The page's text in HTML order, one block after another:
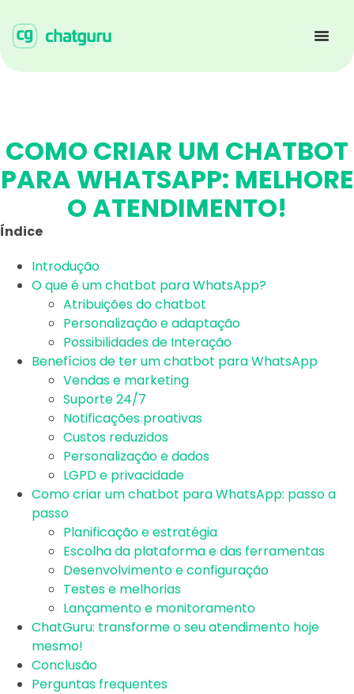
COMO CRIAR UM CHATBOT
PARA WHATSAPP: MELHORE
O ATENDIMENTO!
Índice
Introdução
O que é um chatbot para WhatsApp?
Atribuições do chatbot
Personalização e adaptação
Possibilidades de Interação
Benefícios de ter um chatbot para WhatsApp
Vendas e marketing
Suporte 24/7
Notificações proativas
Custos reduzidos
Personalização e dados
LGPD e privacidade
Como criar um chatbot para WhatsApp: passo a
passo
Planificação e estratégia
Escolha da plataforma e das ferramentas
Desenvolvimento e configuração
Testes e melhorias
Lançamento e monitoramento
ChatGuru: transforme o seu atendimento hoje
mesmo!
Conclusão
Perguntas frequentes